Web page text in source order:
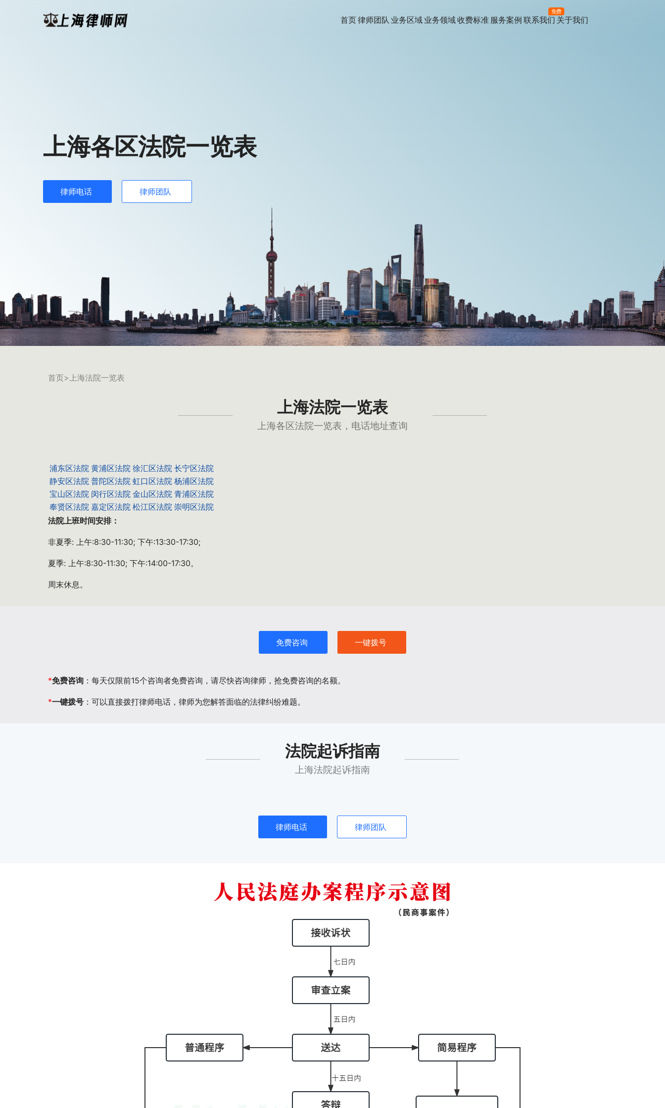
首页律师团队 业务区域 业务领域收费标准 服务案例 联系我们
免费
关于我们
上海各区法院一览表
律师电话 律师团队
首页>上海法院一览表
上海法院一览表
上海各区法院一览表，电话地址查询
浦东区法院 黄浦区法院 徐汇区法院 长宁区法院
静安区法院 普陀区法院 虹口区法院 杨浦区法院
宝山区法院 闵行区法院 金山区法院 青浦区法院
奉贤区法院 嘉定区法院 松江区法院 崇明区法院
法院上班时间安排：
非夏季: 上午:8:30-11:30; 下午:13:30-17:30;
夏季: 上午:8:30-11:30; 下午:14:00-17:30。
周末休息。
免费咨询 一键拨号
*免费咨询 ：每天仅限前15个咨询者免费咨询，请尽快咨询律师，抢免费咨询的名额。
*一键拨号 ：可以直接拨打律师电话，律师为您解答面临的法律纠纷难题。
法院起诉指南
上海法院起诉指南
律师电话 律师团队